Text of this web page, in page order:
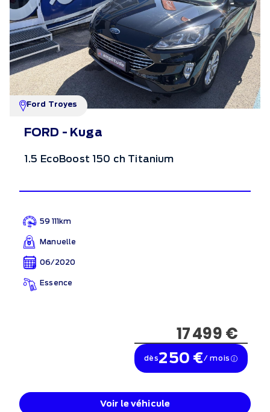
Ford Troyes
FORD - Kuga
1.5 EcoBoost 150 ch Titanium
59 111km
Manuelle
06/2020
Essence
17 499 €
dès250 €/ mois
Voir le véhicule